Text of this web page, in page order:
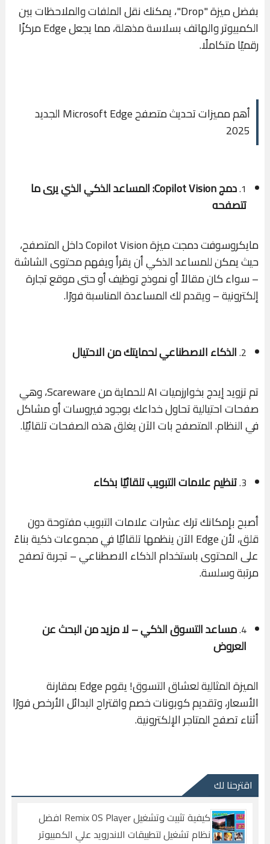
بفضل ميزة "Drop"، يمكنك نقل الملفات والملاحظات بين
الكمبيوتر والهاتف بسلاسة مذهلة، مما يجعل Edge مركزًا
رقميًا متكاملًا.
أهم مميزات تحديث متصفح Microsoft Edge الجديد
2025
1.
دمج Copilot Vision: المساعد الذكي الذي يرى ما
تتصفحه
مايكروسوفت دمجت ميزة Copilot Vision داخل المتصفح،
حيث يمكن للمساعد الذكي أن يقرأ ويفهم محتوى الشاشة
– سواء كان مقالاً أو نموذج توظيف أو حتى موقع تجارة
إلكترونية – ويقدم لك المساعدة المناسبة فورًا.
2. الذكاء الاصطناعي لحمايتك من الاحتيال
تم تزويد إيدج بخوارزميات AI للحماية من Scareware، وهي
صفحات احتيالية تحاول خداعك بوجود فيروسات أو مشاكل
في النظام. المتصفح بات الآن يغلق هذه الصفحات تلقائيًا.
3. تنظيم علامات التبويب تلقائيًا بذكاء
أصبح بإمكانك ترك عشرات علامات التبويب مفتوحة دون
قلق، لأن Edge الآن ينظمها تلقائيًا في مجموعات ذكية بناءً
على المحتوى باستخدام الذكاء الاصطناعي – تجربة تصفح
مرتبة وسلسة.
4. مساعد التسوق الذكي – لا مزيد من البحث عن
العروض
الميزة المثالية لعشاق التسوق! يقوم Edge بمقارنة
الأسعار، وتقديم كوبونات خصم واقتراح البدائل الأرخص فورًا
أثناء تصفح المتاجر الإلكترونية.
اقترحنا لك
كيفية تثبيت وتشغيل Remix OS Player افضل
نظام تشغيل لتطبيقات الاندرويد علي الكمبيوتر